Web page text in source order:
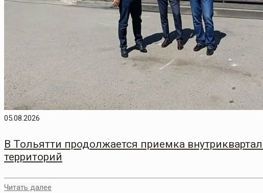
05.08.2026
В Тольятти продолжается приемка
территорий
Читать далее